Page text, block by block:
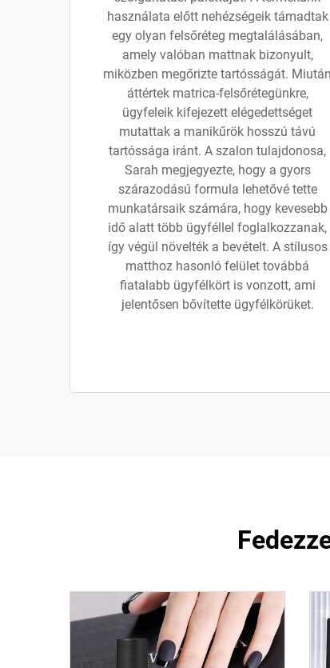
használata előtt nehézségeik támadtak
egy olyan felsőréteg megtalálásában,
amely valóban mattnak bizonyult,
miközben megőrizte tartósságát. Miután
áttértek matrica-felsőrétegünkre,
ügyfeleik kifejezett elégedettséget
mutattak a manikűrök hosszú távú
tartóssága iránt. A szalon tulajdonosa,
Sarah megjegyezte, hogy a gyors
szárazodású formula lehetővé tette
munkatársaik számára, hogy kevesebb
idő alatt több ügyféllel foglalkozzanak,
így végül növelték a bevételt. A stílusos
matthoz hasonló felület továbbá
fiatalabb ügyfélkört is vonzott, ami
jelentősen bővítette ügyfélkörüket.